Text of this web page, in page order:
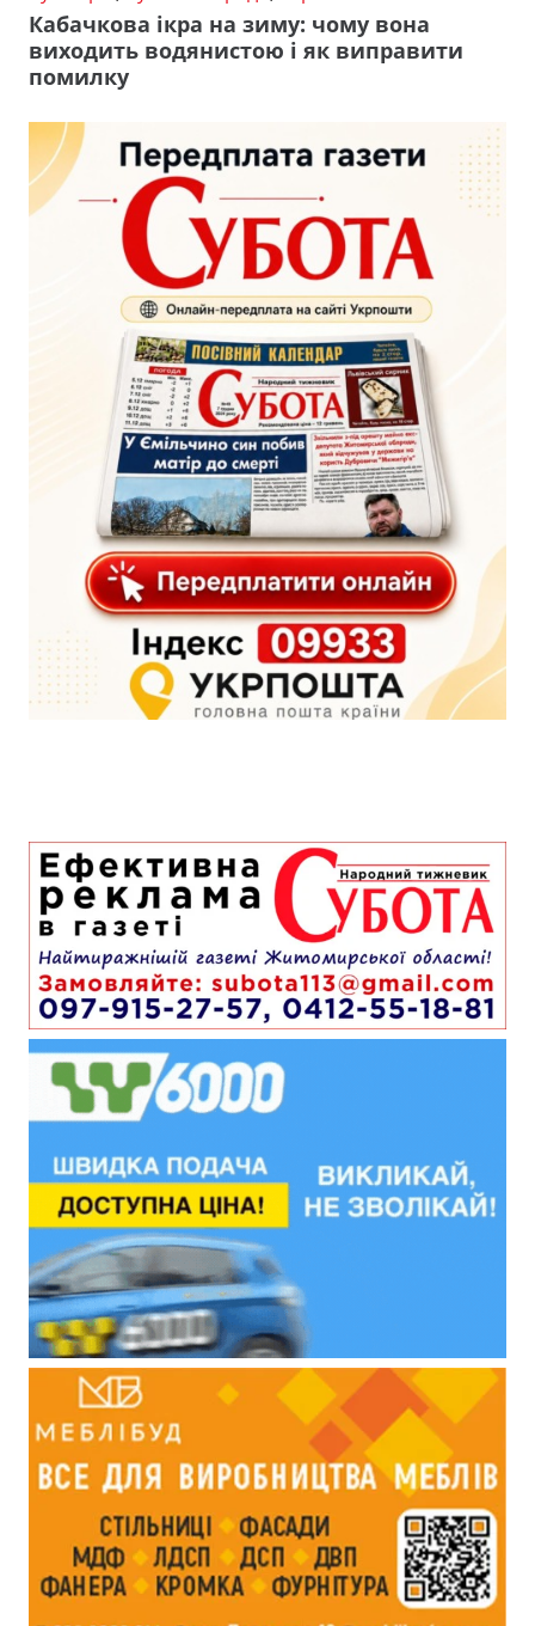
Кабачкова ікра на зиму: чому вона
виходить водянистою і як виправити
помилку